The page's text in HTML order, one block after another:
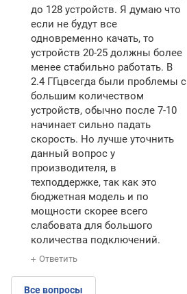
до 128 устройств. Я думаю что
если не будут все
одновременно качать, то
устройств 20-25 должны более
менее стабильно работать. В
2.4 ГГцвсегда были проблемы с
большим количеством
устройств, обычно после 7-10
начинает сильно падать
скорость. Но лучше уточнить
данный вопрос у
производителя, в
техподдержке, так как это
бюджетная модель и по
мощности скорее всего
слабовата для большого
количества подключений.
Ответить
Все вопросы